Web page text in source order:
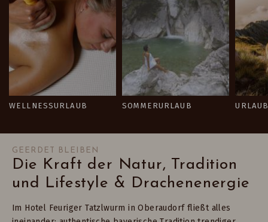
WELLNESSURLAUB SOMMERURLAUB
GEERDET BLEIBEN
Die Kraft der Natur, Tradition
und Lifestyle & Drachenenergie
Im Hotel Feuriger Tatzlwurm in Oberaudorf fließt alles